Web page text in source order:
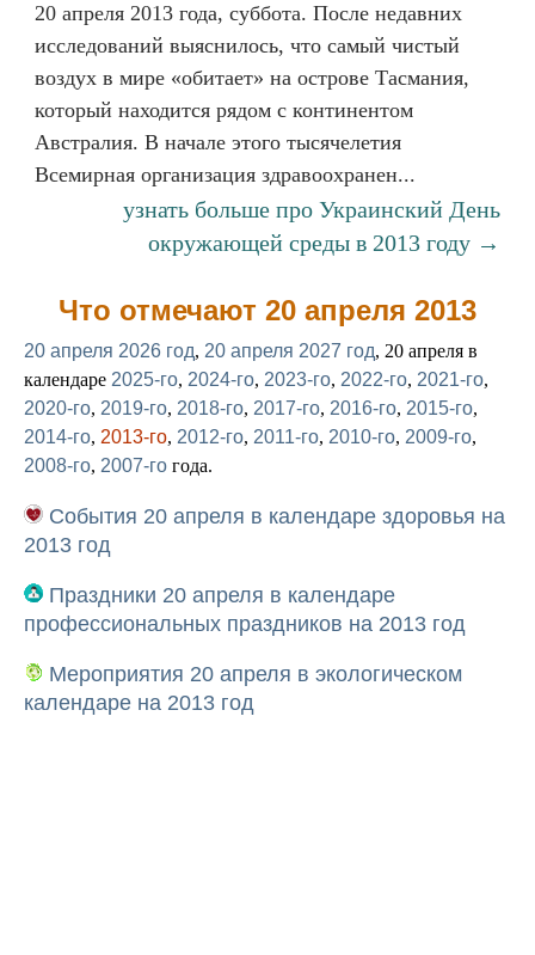
20 апреля 2013 года, суббота. После недавних
исследований выяснилось, что самый чистый
воздух в мире «обитает» на острове Тасмания,
который находится рядом с континентом
Австралия. В начале этого тысячелетия
Всемирная организация здравоохранен...
узнать больше про Украинский День
окружающей среды в 2013 году →
Что отмечают 20 апреля 2013
20 апреля 2026 год, 20 апреля 2027 год, 20 апреля в
календаре 2025-го, 2024-го, 2023-го, 2022-го, 2021-го,
2020-го, 2019-го, 2018-го, 2017-го, 2016-го, 2015-го,
2014-го, 2013-го, 2012-го, 2011-го, 2010-го, 2009-го,
2008-го, 2007-го года.
События 20 апреля в календаре здоровья на
2013 год
Праздники 20 апреля в календаре
профессиональных праздников на 2013 год
Мероприятия 20 апреля в экологическом
календаре на 2013 год